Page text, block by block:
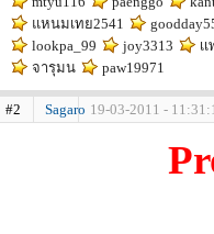
แหนมเทย2541
lookpa_99
joy3313 เ
จารุมน
paw19971
#2 Sagaro 19-03-2011 -